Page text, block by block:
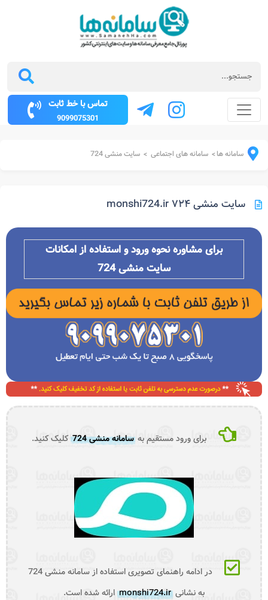
تماس با خط ثابت
9099075301
سامانه ها> سامانه های اجتماعی > سایت منشی 724
سایت منشی ۷۲۴ monshi724.ir
برای مشاوره نحوه ورود و استفاده از امکانات
سایت منشی 724
برای ورود مستقیم به سامانه منشی 724 کلیک کنید.
در ادامه راهنمای تصویری استفاده از سامانه منشی 724
به نشانی monshi724.irارائه شده است.